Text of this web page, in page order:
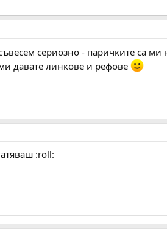
сериозно - паричките са
давате линкове и рефове
:roll: